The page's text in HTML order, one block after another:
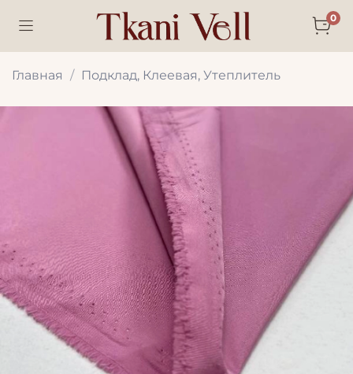
0
Главная Подклад, Клеевая, Утеплитель